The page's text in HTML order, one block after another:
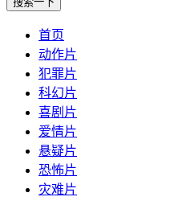
首页
动作片
犯罪片
科幻片
喜剧片
爱情片
悬疑片
恐怖片
灾难片